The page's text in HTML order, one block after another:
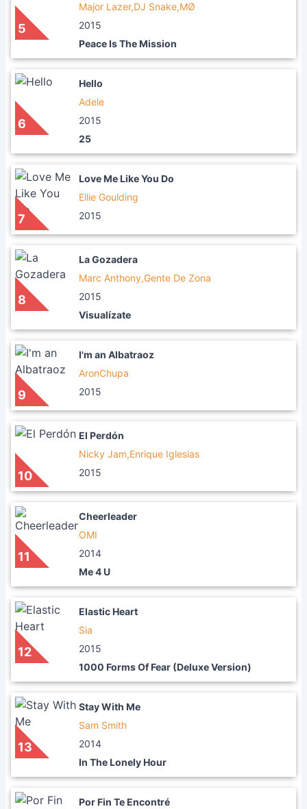
5
Major Lazer,DJ Snake,MØ
2015
Peace Is The Mission
6
Hello
Adele
2015
25
7
Love Me Like You Do
Ellie Goulding
2015
8
La Gozadera
Marc Anthony,Gente De Zona
2015
Visualízate
9
I'm an Albatraoz
AronChupa
2015
10
El Perdón
Nicky Jam,Enrique Iglesias
2015
11
Cheerleader
OMI
2014
Me 4 U
12
Elastic Heart
Sia
2015
1000 Forms Of Fear (Deluxe Version)
13
Stay With Me
Sam Smith
2014
In The Lonely Hour
Por Fin Te Encontré